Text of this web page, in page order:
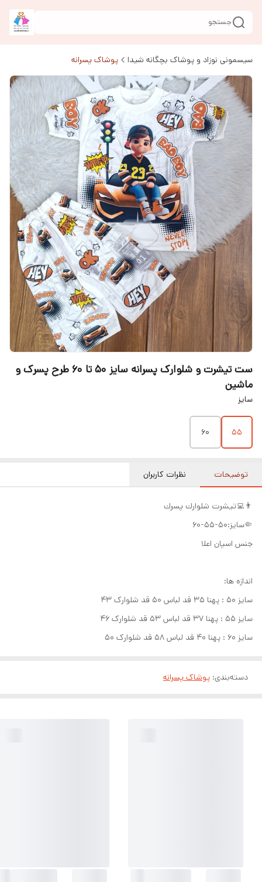
جستجو
سیسمونی نوزاد و پوشاک بچگانه شیدا پوشاک پسرانه
ست تیشرت و شلوارک پسرانه سایز ۵۰ تا ۶۰ طرح پسرک و
ماشین
سایز
۵۵ ۶۰
توضیحات نظرات کاربران
👨‍💻تيشرت شلوارك پسرك
🤏سایز:50-55-60
جنس اسپان اعلا
اندازه ها:
سایز ۵۰ : پهنا ۳۵ قد لباس ۵۰ قد شلوارک ۴۳
سایز ۵۵ : پهنا ۳۷ قد لباس ۵۳ قد شلوارک ۴۶
سایز ۶۰ : پهنا ۴۰ قد لباس ۵۸ قد شلوارک ۵۰
دسته‌بندی: پوشاک پسرانه